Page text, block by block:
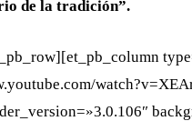
de la tradición”.